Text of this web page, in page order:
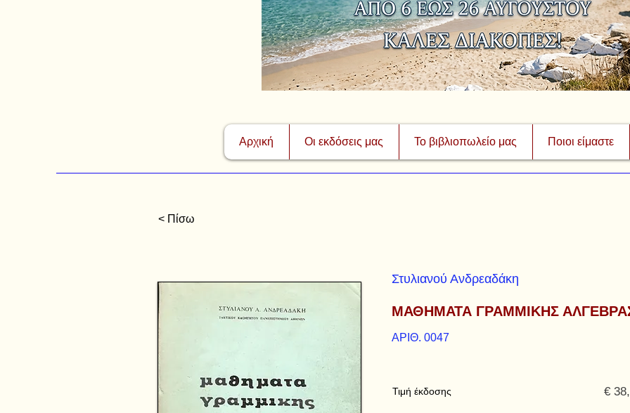
Αρχική Οι εκδόσεις μας Το βιβλιοπωλείο μας Ποιοι είμαστε
< Πίσω
Στυλιανού Ανδρεαδάκη
ΜΑΘΗΜΑΤΑ ΓΡΑΜΜΙΚΗΣ
ΑΡΙΘ. 0047
Τιμή έκδοσης €